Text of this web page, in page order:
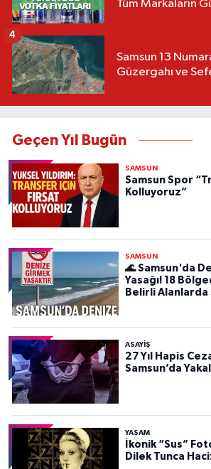
Tüm Markaların
Samsun 13
Güzergahı ve
4
Geçen Yıl Bugün
SAMSUN
Samsun Spor
Kolluyoruz”
SAMSUN
🌊 Samsun'da
Yasağı! 18
Belirli
ASAYIŞ
27 Yıl Hapis
Samsun’da
YAŞAM
İkonik “Sus”
Dilek Tunca